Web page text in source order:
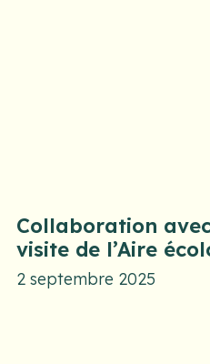
Collaboration
visite de l’Aire
2 septembre 2025